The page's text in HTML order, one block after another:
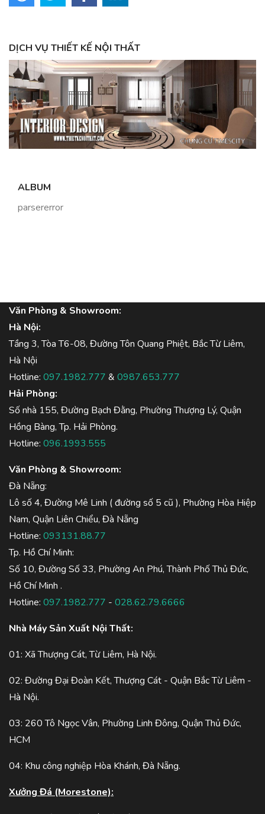
DỊCH VỤ THIẾT KẾ NỘI THẤT
ALBUM
parsererror
Văn Phòng & Showroom:
Hà Nội:
Tầng 3, Tòa T6-08, Đường Tôn Quang Phiệt, Bắc Từ Liêm,
Hà Nội
Hotline: 097.1982.777 & 0987.653.777
Hải Phòng:
Số nhà 155, Đường Bạch Đằng, Phường Thượng Lý, Quận
Hồng Bàng, Tp. Hải Phòng.
Hotline: 096.1993.555
Văn Phòng & Showroom:
Đà Nẵng:
Lô số 4, Đường Mê Linh ( đường số 5 cũ ), Phường Hòa Hiệp
Nam, Quận Liên Chiểu, Đà Nẵng
Hotline: 093131.88.77
Tp. Hồ Chí Minh:
Số 10, Đường Số 33, Phường An Phú, Thành Phố Thủ Đức,
Hồ Chí Minh .
Hotline: 097.1982.777 - 028.62.79.6666
Nhà Máy Sản Xuất Nội Thất:
01: Xã Thượng Cát, Từ Liêm, Hà Nội.
02: Đường Đại Đoàn Kết, Thượng Cát - Quận Bắc Từ Liêm -
Hà Nội.
03: 260 Tô Ngọc Vân, Phường Linh Đông, Quận Thủ Đức,
HCM
04: Khu công nghiệp Hòa Khánh, Đà Nẵng.
Xưởng Đá (Morestone):